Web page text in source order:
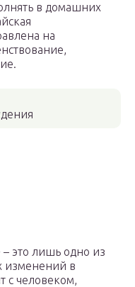
в домашних
на
– это лишь одно из
изменений в
с человеком,